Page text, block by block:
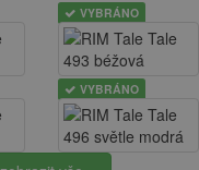
VYBRÁNO
VYBRÁNO